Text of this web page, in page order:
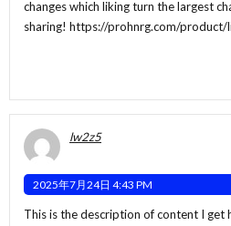
changes which liking turn the largest
sharing! https://prohnrg.com/
lw2z5
2025年7月24日 4:43 PM
This is the description of content I get